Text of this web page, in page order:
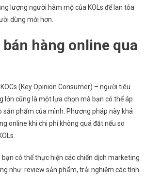
lượng người hâm mộ của KOLs để lan tỏa
dùng mới hơn.
hàng online qua
(Key Opinion Consumer) – người tiêu
lớn cũng là một lựa chọn mà bạn có thể áp
sản phẩm của mình. Phương pháp này khá
online khi chi phí không quá đắt nếu so
bạn có thể thực hiện các chiến dịch marketing
như: review sản phẩm, trải nghiệm các tính